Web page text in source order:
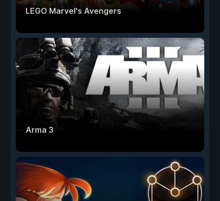
LEGO Marvel's Avengers
Arma 3